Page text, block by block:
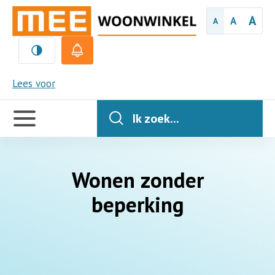
A A A
Lees voor
MEE
Handige
links
Ik zoek...
Wonen zonder
beperking